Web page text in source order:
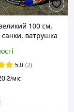
100 см,
санки, ватрушка
катання на
5.0 (2)
₴/міс